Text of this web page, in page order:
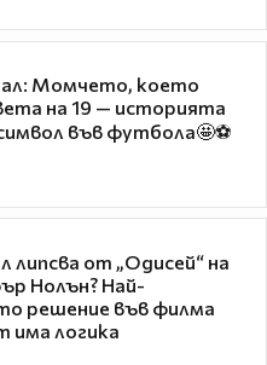
Момчето, което
на 19 — историята
във футбола🤩⚽
липсва от „Одисей“ на
Нолън? Най-
решение във филма
има логика